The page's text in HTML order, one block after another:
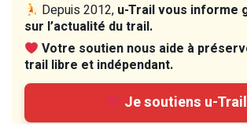
Depuis 2012, u-Trail vous informe
sur l’actualité du trail.
Votre soutien nous aide à
trail libre et indépendant.
Je soutiens u-Trail